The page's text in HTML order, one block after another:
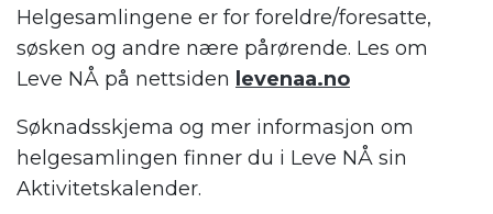
Helgesamlingene er for foreldre/foresatte,
søsken og andre nære pårørende. Les om
Leve NÅ på nettsiden levenaa.no
Søknadsskjema og mer informasjon om
helgesamlingen finner du i Leve NÅ sin
Aktivitetskalender.